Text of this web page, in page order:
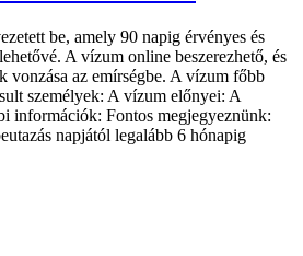
be, amely 90 napig érvényes és
A vízum online beszerezhető, és
vonzása az emírségbe. A vízum főbb
személyek: A vízum előnyei: A
információk: Fontos megjegyeznünk:
napjától legalább 6 hónapig